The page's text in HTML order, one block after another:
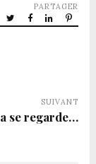
PARTAGER
SUIVANT
se regarde…